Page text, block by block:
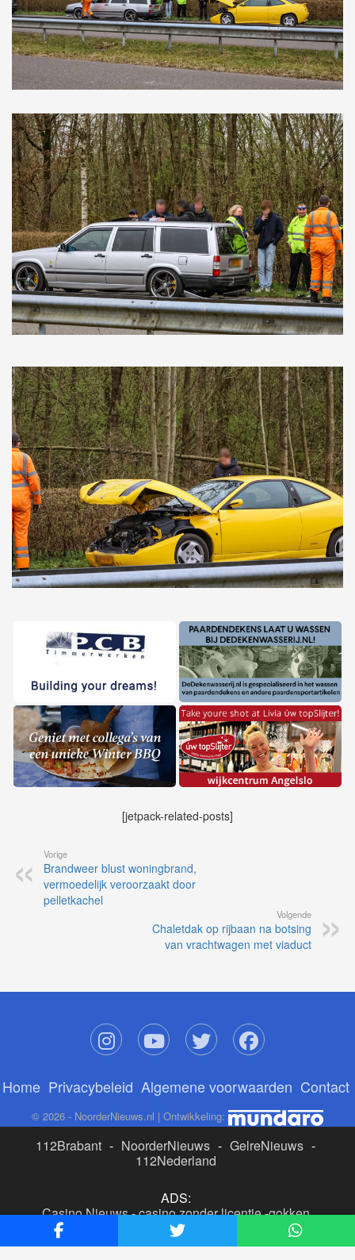
[jetpack-related-posts]
Vorige
Brandweer blust woningbrand,
vermoedelijk veroorzaakt door
pelletkachel
Volgende
Chaletdak op rijbaan na botsing
van vrachtwagen met viaduct
Home Privacybeleid Algemene voorwaarden Contact
© 2026 - NoorderNieuws.nl | Ontwikkeling:
112Brabant - NoorderNieuws - GelreNieuws -
112Nederland
ADS:
Casino Nieuws-casino zonder licentie-gokken
buitenlandse site
beste online casino nederland